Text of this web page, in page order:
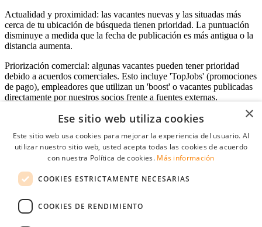
Actualidad y proximidad: las vacantes nuevas y las situadas más
cerca de tu ubicación de búsqueda tienen prioridad. La puntuación
disminuye a medida que la fecha de publicación es más antigua o la
distancia aumenta.
Priorización comercial: algunas vacantes pueden tener prioridad
debido a acuerdos comerciales. Esto incluye 'TopJobs' (promociones
de pago), empleadores que utilizan un 'boost' o vacantes publicadas
directamente por nuestros socios frente a fuentes externas.
Acceso empresas
Contraseña
Recordarme
×
Ese sitio web utiliza cookies
Este sitio web usa cookies para mejorar la experiencia del usuario. Al
utilizar nuestro sitio web, usted acepta todas las cookies de acuerdo
con nuestra Política de cookies. Más información
COOKIES ESTRICTAMENTE NECESARIAS
COOKIES DE RENDIMIENTO